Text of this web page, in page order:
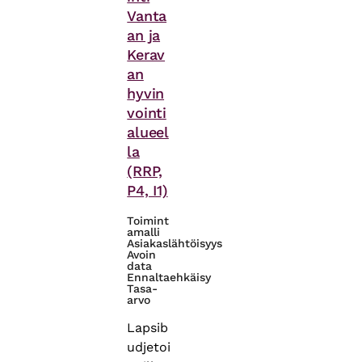
Vanta
an ja
Kerav
an
hyvin
vointi
alueel
la
(RRP,
P4, I1)
Toimint
amalli
Asiakaslähtöisyys
Avoin
data
Ennaltaehkäisy
Tasa-
arvo
Lapsib
udjetoi